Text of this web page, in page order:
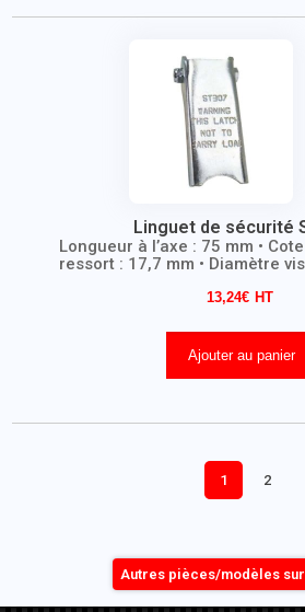
Linguet de sécurité
Longueur à l’axe : 75 mm •
ressort : 17,7 mm • Diamètre
13,24€
Ajouter au panier
1 2
Autres pièces/modèles